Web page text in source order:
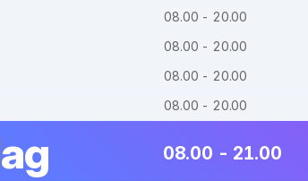
08.00 - 20.00
08.00 - 20.00
08.00 - 20.00
08.00 - 20.00
08.00 - 21.00